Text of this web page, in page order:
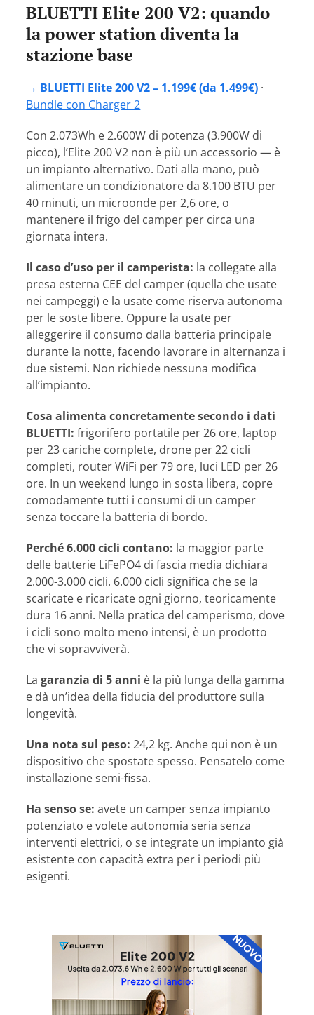
BLUETTI Elite 200 V2: quando
la power station diventa la
stazione base
→ BLUETTI Elite 200 V2 – 1.199€ (da 1.499€) ·
Bundle con Charger 2
Con 2.073Wh e 2.600W di potenza (3.900W di
picco), l’Elite 200 V2 non è più un accessorio — è
un impianto alternativo. Dati alla mano, può
alimentare un condizionatore da 8.100 BTU per
40 minuti, un microonde per 2,6 ore, o
mantenere il frigo del camper per circa una
giornata intera.
Il caso d’uso per il camperista: la collegate alla
presa esterna CEE del camper (quella che usate
nei campeggi) e la usate come riserva autonoma
per le soste libere. Oppure la usate per
alleggerire il consumo dalla batteria principale
durante la notte, facendo lavorare in alternanza i
due sistemi. Non richiede nessuna modifica
all’impianto.
Cosa alimenta concretamente secondo i dati
BLUETTI: frigorifero portatile per 26 ore, laptop
per 23 cariche complete, drone per 22 cicli
completi, router WiFi per 79 ore, luci LED per 26
ore. In un weekend lungo in sosta libera, copre
comodamente tutti i consumi di un camper
senza toccare la batteria di bordo.
Perché 6.000 cicli contano: la maggior parte
delle batterie LiFePO4 di fascia media dichiara
2.000-3.000 cicli. 6.000 cicli significa che se la
scaricate e ricaricate ogni giorno, teoricamente
dura 16 anni. Nella pratica del camperismo, dove
i cicli sono molto meno intensi, è un prodotto
che vi sopravviverà.
Lagaranzia di 5 anni è la più lunga della gamma
e dà un’idea della fiducia del produttore sulla
longevità.
Una nota sul peso: 24,2 kg. Anche qui non è un
dispositivo che spostate spesso. Pensatelo come
installazione semi-fissa.
Ha senso se: avete un camper senza impianto
potenziato e volete autonomia seria senza
interventi elettrici, o se integrate un impianto già
esistente con capacità extra per i periodi più
esigenti.